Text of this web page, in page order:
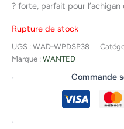
? forte, parfait pour
Rupture de stock
UGS : WAD-WPDSP38
Marque : WANTED
Commande